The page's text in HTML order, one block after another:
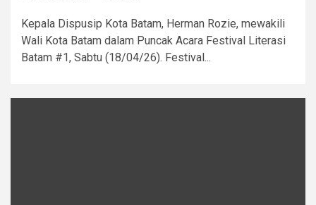
Kepala Dispusip Kota Batam, Herman Rozie, mewakili
Wali Kota Batam dalam Puncak Acara Festival Literasi
Batam #1, Sabtu (18/04/26). ​Festival...